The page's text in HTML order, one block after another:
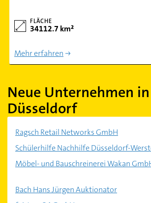
FLÄCHE
34112.7 km²
Mehr erfahren
Neue Unternehmen in
Düsseldorf
Ragsch Retail Networks GmbH
Schülerhilfe Nachhilfe Düsseldorf-
Möbel- und Bauschreinerei Wakan
Bach Hans Jürgen Auktionator